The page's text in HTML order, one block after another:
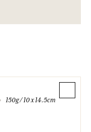
150g / 10 x 14.5cm